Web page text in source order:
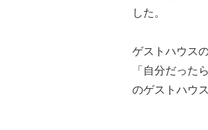
した。
ゲストハウス
「自分だった
のゲストハウ